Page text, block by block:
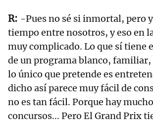
-Pues no sé si inmortal, pero
tiempo entre nosotros, y eso en
muy complicado. Lo que sí tiene
de un programa blanco,
lo único que pretende es
dicho así parece muy fácil de
no es tan fácil. Porque hay
concursos... Pero El Grand Prix